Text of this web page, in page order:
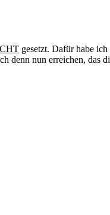
gesetzt. Dafür habe
denn nun erreichen,